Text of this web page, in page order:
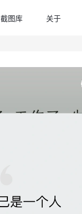
截图库 关于